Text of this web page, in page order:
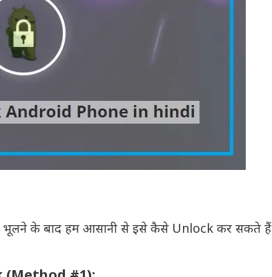
भूलने के बाद हम आसानी से इसे कैसे Unlock कर सकते हैं